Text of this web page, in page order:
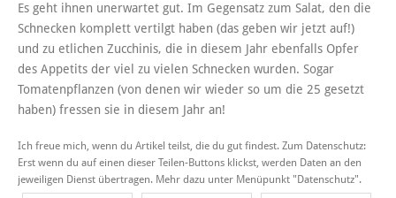
Es geht ihnen unerwartet gut. Im Gegensatz zum Salat, den die
Schnecken komplett vertilgt haben (das geben wir jetzt auf!)
und zu etlichen Zucchinis, die in diesem Jahr ebenfalls Opfer
des Appetits der viel zu vielen Schnecken wurden. Sogar
Tomatenpflanzen (von denen wir wieder so um die 25 gesetzt
haben) fressen sie in diesem Jahr an!
Ich freue mich, wenn du Artikel teilst, die du gut findest. Zum Datenschutz:
Erst wenn du auf einen dieser Teilen-Buttons klickst, werden Daten an den
jeweiligen Dienst übertragen. Mehr dazu unter Menüpunkt "Datenschutz".